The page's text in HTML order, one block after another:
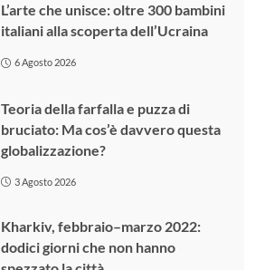
L’arte che unisce: oltre 300 bambini
italiani alla scoperta dell’Ucraina
6 Agosto 2026
Teoria della farfalla e puzza di
bruciato: Ma cos’è davvero questa
globalizzazione?
3 Agosto 2026
Kharkiv, febbraio–marzo 2022:
dodici giorni che non hanno